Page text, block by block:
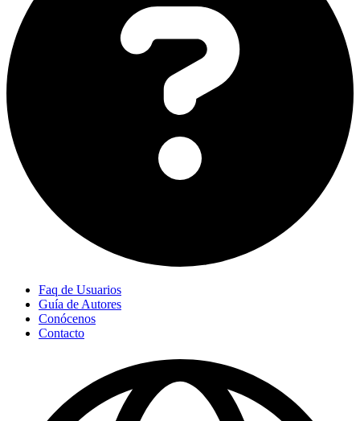
Faq de Usuarios
Guía de Autores
Conócenos
Contacto